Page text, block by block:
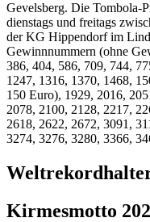
Gevelsberg. Die Tombola-
dienstags und freitags
der KG Hippendorf im
Gewinnnummern (ohne
386, 404, 586, 709, 744,
1247, 1316, 1370, 1468,
150 Euro), 1929, 2016,
2078, 2100, 2128, 2217,
2618, 2622, 2672, 3091,
3274, 3276, 3280, 3366,
Kirmesmotto